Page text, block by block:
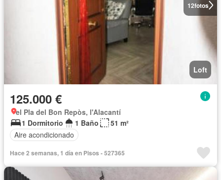
12fotos
Loft
125.000 €
el Pla del Bon Repòs, l'Alacantí
1 Dormitorio
1 Baño
51 m²
Aire acondicionado
Hace 2 semanas, 1 día en Pisos - 527365